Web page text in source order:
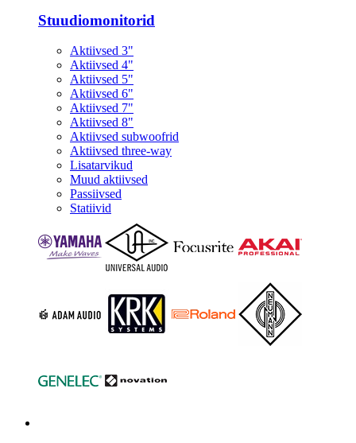
Stuudiomonitorid
Aktiivsed 3"
Aktiivsed 4"
Aktiivsed 5"
Aktiivsed 6"
Aktiivsed 7"
Aktiivsed 8"
Aktiivsed subwoofrid
Aktiivsed three-way
Lisatarvikud
Muud aktiivsed
Passiivsed
Statiivid